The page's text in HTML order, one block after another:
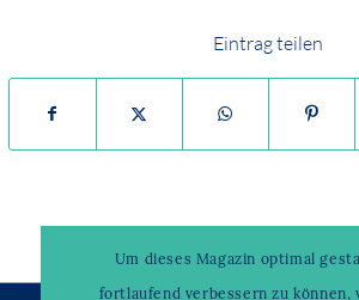
Eintrag teilen
Um dieses Magazin optimal
fortlaufend verbessern zu können,